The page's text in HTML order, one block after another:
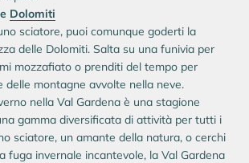
Dolomiti
sciatore, puoi comunque goderti la
delle Dolomiti. Salta su una funivia per
mozzafiato o prenditi del tempo per
delle montagne avvolte nella neve.
nella Val Gardena è una stagione
gamma diversificata di attività per tutti i
sciatore, un amante della natura, o cerchi
fuga invernale incantevole, la Val Gardena